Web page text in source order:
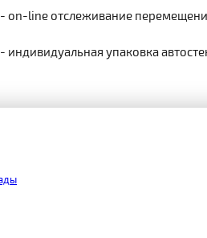
- on-line отслеживание
- индивидуальная упаковка